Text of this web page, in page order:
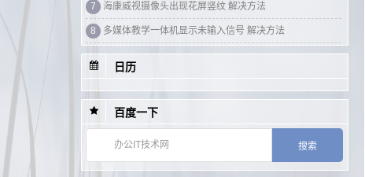
7 海康威视摄像头出现花屏竖纹 解决方法
8 多媒体教学一体机显示未输入信号 解决方法
1 联想LJ2312P、2412、6012、6112、6212、8212硒鼓清零
rar文件打开方法教学
笔记本电脑键盘打字错乱错位的解决方法
5 怎样加装固态硬盘？
日历
百度一下